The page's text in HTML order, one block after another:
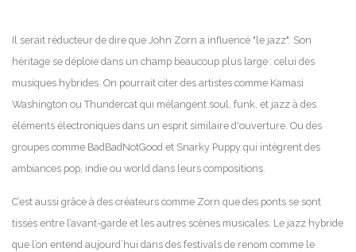
Il serait réducteur de dire que John Zorn a influencé "le jazz". Son
héritage se déploie dans un champ beaucoup plus large : celui des
musiques hybrides. On pourrait citer des artistes comme Kamasi
Washington ou Thundercat qui mélangent soul, funk, et jazz à des
éléments électroniques dans un esprit similaire d'ouverture. Ou des
groupes comme BadBadNotGood et Snarky Puppy qui intègrent des
ambiances pop, indie ou world dans leurs compositions.
C’est aussi grâce à des créateurs comme Zorn que des ponts se sont
tissés entre l’avant-garde et les autres scènes musicales. Le jazz hybride
que l’on entend aujourd’hui dans des festivals de renom comme le